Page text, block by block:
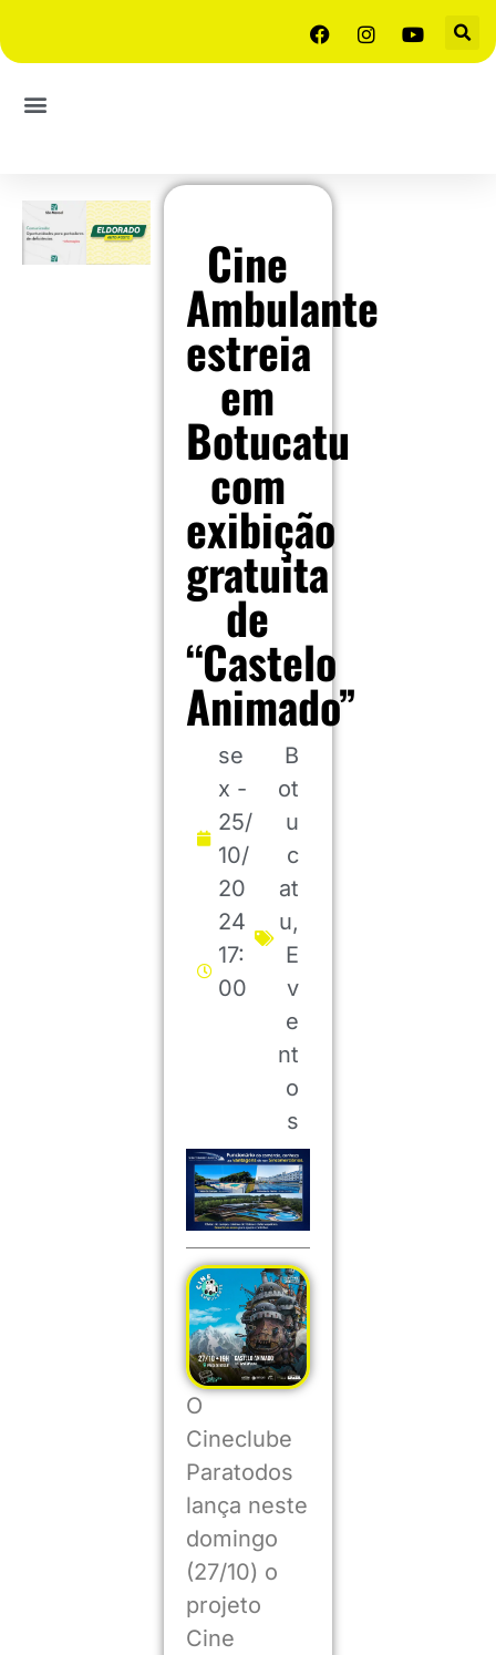
Cine
Ambulante
estreia
em
Botucatu
com
exibição
gratuita
de
“Castelo
Animado”
se
x -
25/
10/
20
24
17:
00
B
ot
u
c
at
u,
E
v
e
nt
o
s
O
Cineclube
Paratodos
lança neste
domingo
(27/10) o
projeto
Cine